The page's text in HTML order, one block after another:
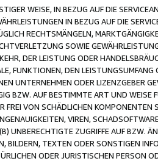
WEISE, IN BEZUG AUF DIE
IN BEZUG AUF DIE
RECHTSMÄNGELN,
SOWIE
DER LEISTUNG ODER
FUNKTIONEN, DEN
UNTERNEHMEN ODER LIZENZGEBER
BZW. AUF BESTIMMTE ART UND
FREI VON SCHÄDLICHEN
VIREN,
UNBERECHTIGTE ZUGRIFFE AUF BZW.
BILDERN, TEXTEN ODER SONSTIGEN
ODER JURISTISCHEN PERSON